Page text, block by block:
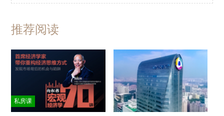
推荐阅读
私房课